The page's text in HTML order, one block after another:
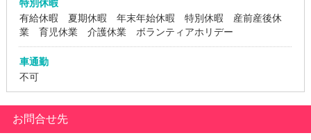
特別休暇
有給休暇 夏期休暇 年末年始休暇 特別休暇 産前産後休
業 育児休業 介護休業 ボランティアホリデー
車通勤
不可
お問合せ先